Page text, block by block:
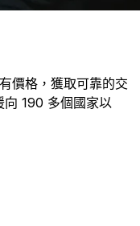
價格，獲取可靠的交
向 190 多個國家以